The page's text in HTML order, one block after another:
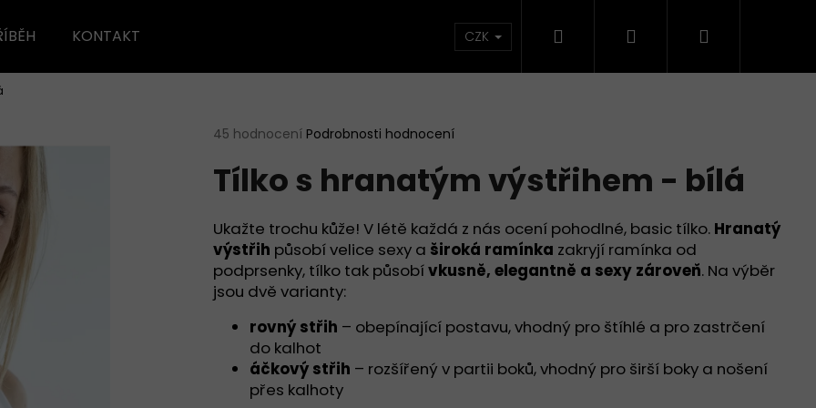
KONTAKT CZK Přihlášení
Průměrné
produktu
z
5
hvězdiček.
45 hodnocení Podrobnosti hodnocení
Tílko s hranatým výstřihem - bílá
Ukažte trochu kůže! V létě každá z nás ocení pohodlné, basic tílko. Hranatý
výstřih působí velice sexy a široká ramínka zakryjí ramínka od
podprsenky, tílko tak působívkusně, elegantně a sexy zároveň. Na výběr
jsou dvě varianty:
rovný střih – obepínající postavu, vhodný pro štíhlé a pro zastrčení
do kalhot
áčkový střih – rozšířený v partii boků, vhodný pro širší boky a nošení
přes kalhoty
HLEDAT
Následující